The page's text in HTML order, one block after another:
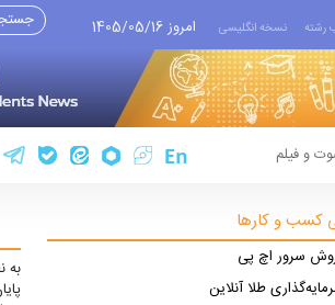
رشته نسخه انگلیسی امروز 1405/05/16
و فیلم
کسب و کارها
سرور اچ پی
طلا آنلاین
به